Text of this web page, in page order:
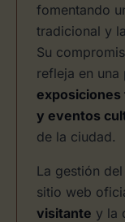
fomentando
tradicional y
Su
refleja en
y eventos
de la ciudad.
La gestión
sitio web
visitante y la